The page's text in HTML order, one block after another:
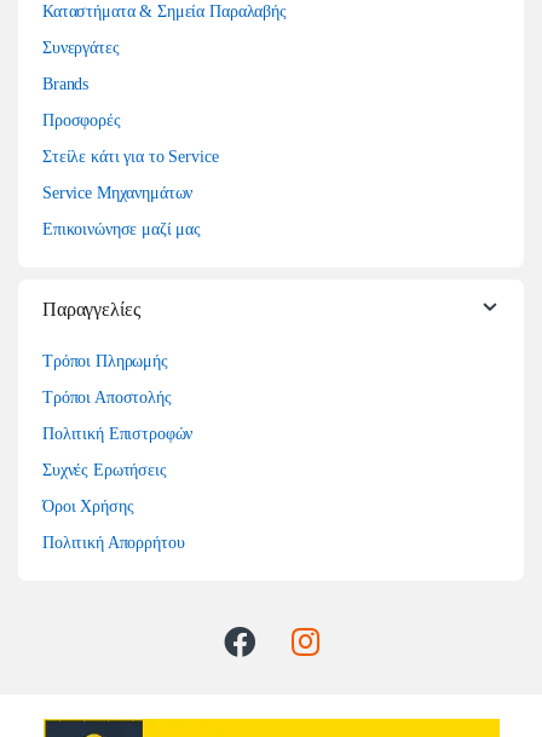
Καταστήματα & Σημεία Παραλαβής
Συνεργάτες
Brands
Προσφορές
Στείλε κάτι για το Service
Service Μηχανημάτων
Επικοινώνησε μαζί μας
Παραγγελίες
Τρόποι Πληρωμής
Τρόποι Αποστολής
Πολιτική Επιστροφών
Συχνές Ερωτήσεις
Όροι Χρήσης
Πολιτική Απορρήτου